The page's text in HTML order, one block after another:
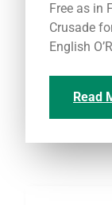
Free as in
Crusade
English
Read